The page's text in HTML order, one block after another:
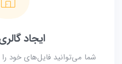
ایجاد
شما می‌توانید فایل‌های خود